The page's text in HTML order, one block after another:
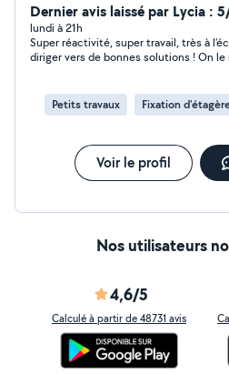
Dernier avis laissé par Lycia :
lundi à 21h
Super réactivité, super travail, très à
diriger vers de bonnes solutions ! On
Petits travaux Fixation
Voir le profil
Nos utilisateurs
4,6/5
Calculé à partir de 48731 avis